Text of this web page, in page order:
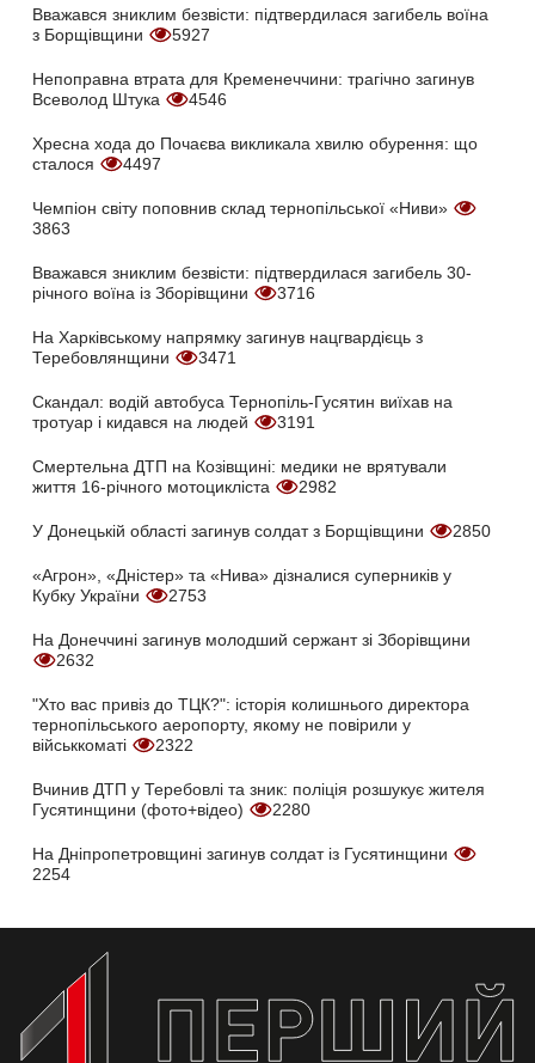
Вважався зниклим безвісти: підтвердилася загибель воїна
з Борщівщини
5927
Непоправна втрата для Кременеччини: трагічно загинув
Всеволод Штука
4546
Хресна хода до Почаєва викликала хвилю обурення: що
сталося
4497
Чемпіон світу поповнив склад тернопільської «Ниви»
3863
Вважався зниклим безвісти: підтвердилася загибель 30-
річного воїна із Зборівщини
3716
На Харківському напрямку загинув нацгвардієць з
Теребовлянщини
3471
Скандал: водій автобуса Тернопіль-Гусятин виїхав на
тротуар і кидався на людей
3191
Смертельна ДТП на Козівщині: медики не врятували
життя 16-річного мотоцикліста
2982
У Донецькій області загинув солдат з Борщівщини 2850
«Агрон», «Дністер» та «Нива» дізналися суперників у
Кубку України
2753
На Донеччині загинув молодший сержант зі Зборівщини
2632
"Хто вас привіз до ТЦК?": історія колишнього директора
тернопільського аеропорту, якому не повірили у
військкоматі
2322
Вчинив ДТП у Теребовлі та зник: поліція розшукує жителя
Гусятинщини (фото+відео)
2280
На Дніпропетровщині загинув солдат із Гусятинщини
2254